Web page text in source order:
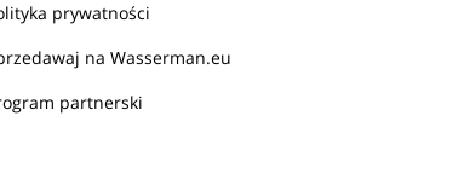
prywatności
na Wasserman.eu
partnerski